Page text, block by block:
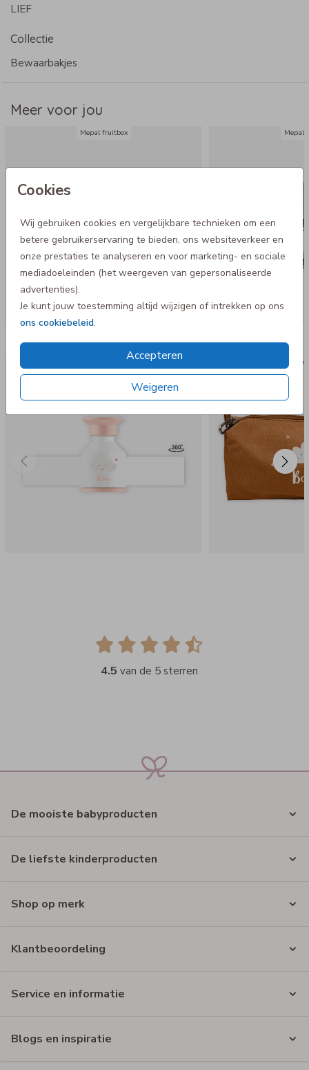
Cookies
Wij gebruiken cookies en vergelijkbare technieken om een
betere gebruikerservaring te bieden, ons websiteverkeer en
onze prestaties te analyseren en voor marketing- en sociale
mediadoeleinden (het weergeven van gepersonaliseerde
advertenties).
Je kunt jouw toestemming altijd wijzigen of intrekken op ons
ons cookiebeleid.
Accepteren
Weigeren
- Merk: Mepal
- Afmeting: 11,3 x 8 x 5 cm
medium
LIEF
Collectie
Bewaarbakjes
Meer voor jou
Mepal fruitbox Mepal
Nog meer in deze stijl
Op
4.5 van de 5 sterren
De mooiste babyproducten
De liefste kinderproducten
Shop op merk
Klantbeoordeling
Service en informatie
Blogs en inspiratie